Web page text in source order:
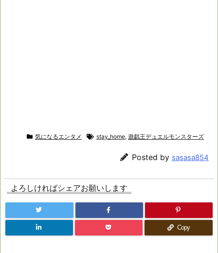
気になるエンタメ stay_home, 遊戯王デュエルモンスターズ
Posted by sasasa854
よろしければシェアお願いします
Copy